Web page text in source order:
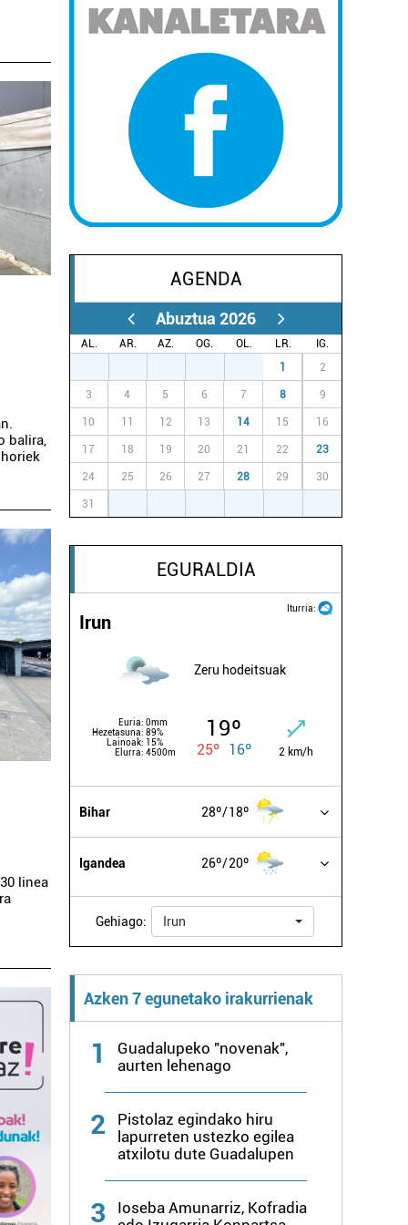
balira,
linea
AGENDA
Abuztua 2026
AL. AR. AZ. OG. OL. LR.
IG.
1 2
3 4 5 6 7 8 9
10 11 12 13 14 15 16
17 18 19 20 21 22 23
24 25 26 27 28 29 30
31
EGURALDIA
Iturria:
Irun
Zeru hodeitsuak
Euria: 0mm
Hezetasuna: 89%
Lainoak: 15%
Elurra: 4500m
19º
25º 16º 2 km/h
Bihar 28º 18º
Igandea 26º 20º
Gehiago: Irun
Azken 7 egunetako irakurrienak
1
Guadalupeko "novenak",
aurten lehenago
2
Pistolaz egindako hiru
lapurreten ustezko egilea
atxilotu dute Guadalupen
3
Ioseba Amunarriz, Kofradia